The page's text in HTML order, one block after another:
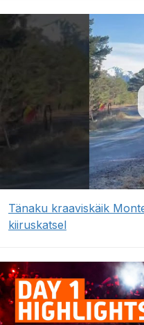
Tänaku kraaviskäik
kiiruskatsel